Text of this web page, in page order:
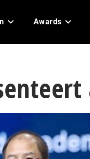
Awards